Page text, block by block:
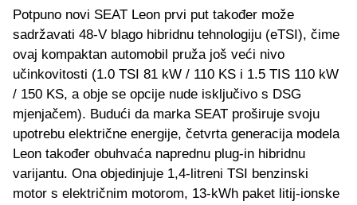
Potpuno novi SEAT Leon prvi put također može
sadržavati 48-V blago hibridnu tehnologiju (eTSI), čime
ovaj kompaktan automobil pruža još veći nivo
učinkovitosti (1.0 TSI 81 kW / 110 KS i 1.5 TIS 110 kW
/ 150 KS, a obje se opcije nude isključivo s DSG
mjenjačem). Budući da marka SEAT proširuje svoju
upotrebu električne energije, četvrta generacija modela
Leon također obuhvaća naprednu plug-in hibridnu
varijantu. Ona objedinjuje 1,4-litreni TSI benzinski
motor s električnim motorom, 13-kWh paket litij-ionske